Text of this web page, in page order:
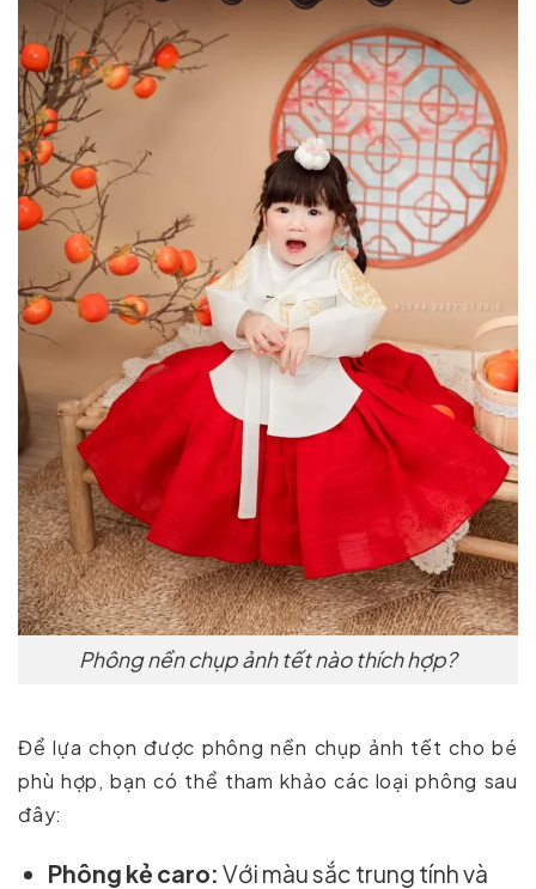
Phông nền chụp ảnh tết nào thích hợp?
Để lựa chọn được phông nền chụp ảnh tết cho bé
phù hợp, bạn có thể tham khảo các loại phông sau
đây:
Phông kẻ caro: Với màu sắc trung tính và